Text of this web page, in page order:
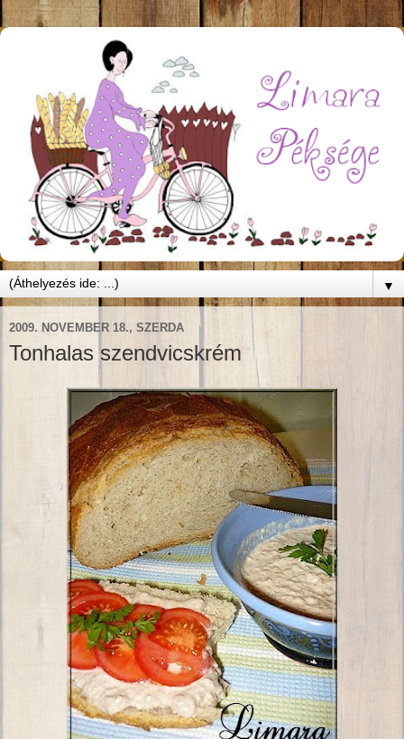
▼
2009. NOVEMBER 18., SZERDA
Tonhalas szendvicskrém